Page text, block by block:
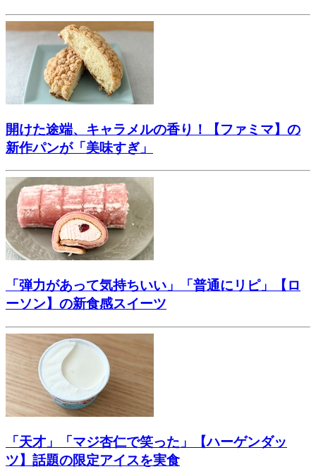
開けた途端、キャラメルの香り！【ファミマ】の
新作パンが「美味すぎ」
「弾力があって気持ちいい」「普通にリピ」【ロ
ーソン】の新食感スイーツ
「天才」「マジ杏仁で笑った」【ハーゲンダッ
ツ】話題の限定アイスを実食